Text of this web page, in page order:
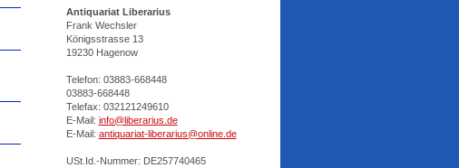
Antiquariat Liberarius
Frank Wechsler
Königsstrasse 13
19230 Hagenow
Telefon: 03883-668448
03883-668448
Telefax: 032121249610
E-Mail: info@liberarius.de
E-Mail: antiquariat-liberarius@online.de
USt.Id.-Nummer: DE257740465